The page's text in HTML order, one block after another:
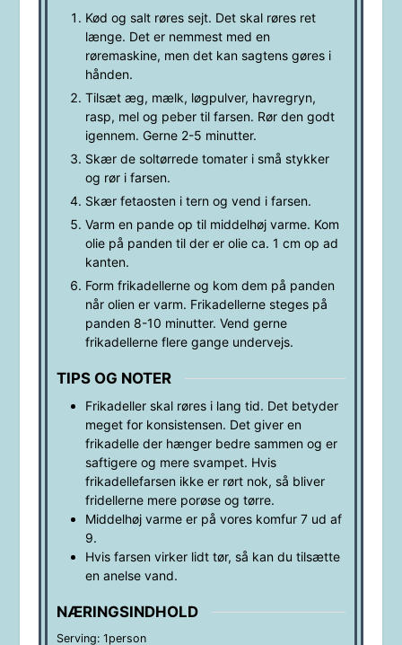
Kød og salt røres sejt. Det skal røres ret
længe. Det er nemmest med en
røremaskine, men det kan sagtens gøres i
hånden.
Tilsæt æg, mælk, løgpulver, havregryn,
rasp, mel og peber til farsen. Rør den godt
igennem. Gerne 2-5 minutter.
Skær de soltørrede tomater i små stykker
og rør i farsen.
Skær fetaosten i tern og vend i farsen.
Varm en pande op til middelhøj varme. Kom
olie på panden til der er olie ca. 1 cm op ad
kanten.
Form frikadellerne og kom dem på panden
når olien er varm. Frikadellerne steges på
panden 8-10 minutter. Vend gerne
frikadellerne flere gange undervejs.
TIPS OG NOTER
Frikadeller skal røres i lang tid. Det betyder
meget for konsistensen. Det giver en
frikadelle der hænger bedre sammen og er
saftigere og mere svampet. Hvis
frikadellefarsen ikke er rørt nok, så bliver
fridellerne mere porøse og tørre.
Middelhøj varme er på vores komfur 7 ud af
9.
Hvis farsen virker lidt tør, så kan du tilsætte
en anelse vand.
NÆRINGSINDHOLD
Serving: 1person